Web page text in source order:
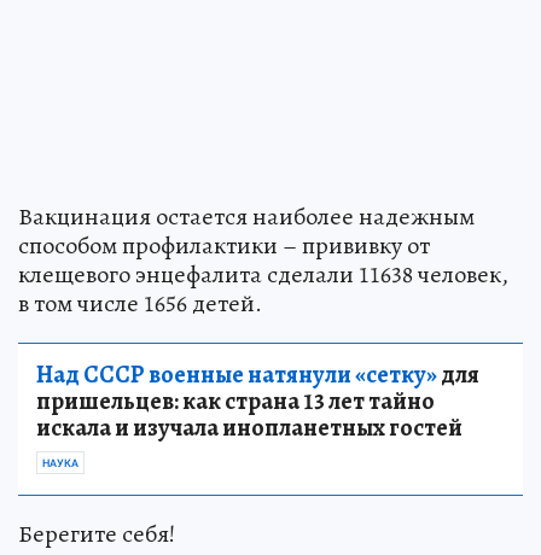
Вакцинация остается наиболее надежным
способом профилактики – прививку от
клещевого энцефалита сделали 11638 человек,
в том числе 1656 детей.
Над СССР военные натянули «сетку»для
пришельцев: как страна 13 лет тайно
искала и изучала инопланетных гостей
НАУКА
Берегите себя!